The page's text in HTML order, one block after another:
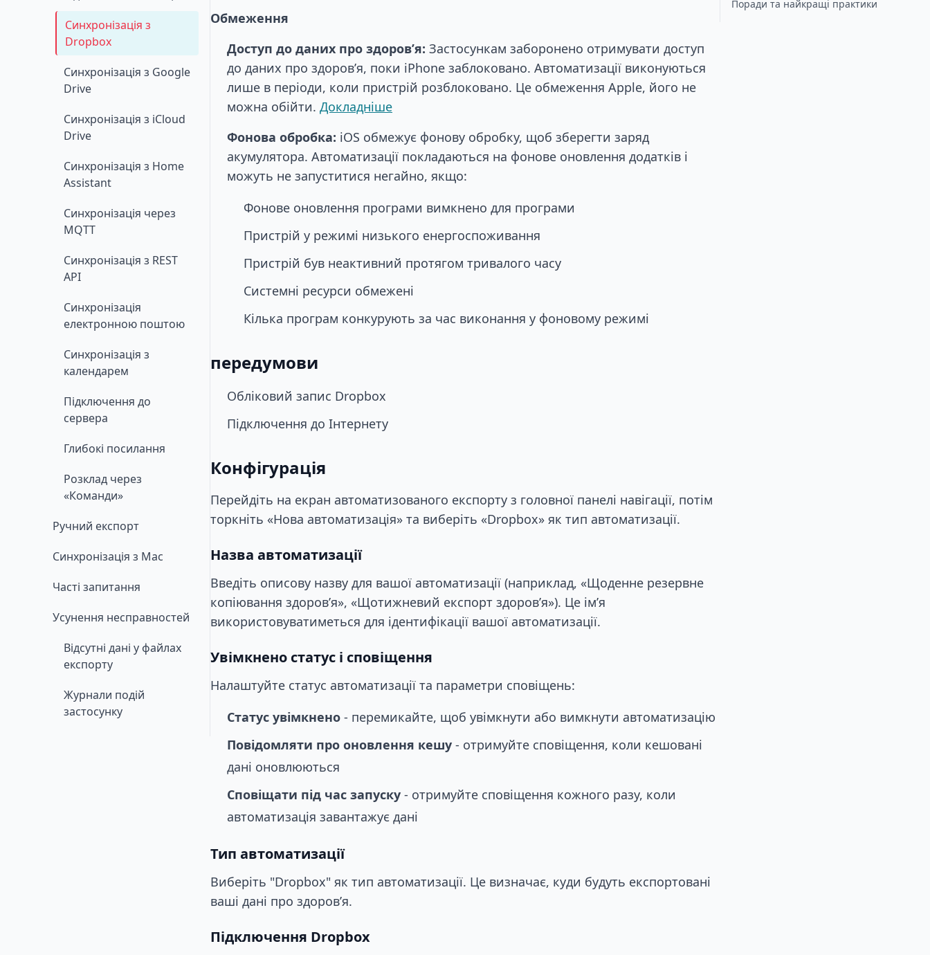
Синхронізація з
Dropbox
Синхронізація з Google
Drive
Синхронізація з iCloud
Drive
Синхронізація з Home
Assistant
Синхронізація через
MQTT
Синхронізація з REST
API
Синхронізація
електронною поштою
Синхронізація з
календарем
Підключення до
сервера
Глибокі посилання
Розклад через
«Команди»
Ручний експорт
Синхронізація з Mac
Часті запитання
Усунення несправностей
Відсутні дані у файлах
експорту
Журнали подій
застосунку
Обмеження
Доступ до даних про здоров’я: Застосункам заборонено отримувати доступ
до даних про здоров’я, поки iPhone заблоковано. Автоматизації виконуються
лише в періоди, коли пристрій розблоковано. Це обмеження Apple, його не
можна обійти. Докладніше
Фонова обробка: iOS обмежує фонову обробку, щоб зберегти заряд
акумулятора. Автоматизації покладаються на фонове оновлення додатків і
можуть не запуститися негайно, якщо:
Фонове оновлення програми вимкнено для програми
Пристрій у режимі низького енергоспоживання
Пристрій був неактивний протягом тривалого часу
Системні ресурси обмежені
Кілька програм конкурують за час виконання у фоновому режимі
передумови
Обліковий запис Dropbox
Підключення до Інтернету
Конфігурація
Перейдіть на екран автоматизованого експорту з головної панелі навігації, потім
торкніть «Нова автоматизація» та виберіть «Dropbox» як тип автоматизації.
Назва автоматизації
Введіть описову назву для вашої автоматизації (наприклад, «Щоденне резервне
копіювання здоров’я», «Щотижневий експорт здоров’я»). Це ім’я
використовуватиметься для ідентифікації вашої автоматизації.
Увімкнено статус і сповіщення
Налаштуйте статус автоматизації та параметри сповіщень:
Статус увімкнено - перемикайте, щоб увімкнути або вимкнути автоматизацію
Повідомляти про оновлення кешу - отримуйте сповіщення, коли кешовані
дані оновлюються
Сповіщати під час запуску - отримуйте сповіщення кожного разу, коли
автоматизація завантажує дані
Тип автоматизації
Виберіть "Dropbox" як тип автоматизації. Це визначає, куди будуть експортовані
ваші дані про здоров’я.
Підключення Dropbox
Поради та найкращі практики